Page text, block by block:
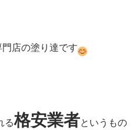
店の塗り達です
る格安業者というもの